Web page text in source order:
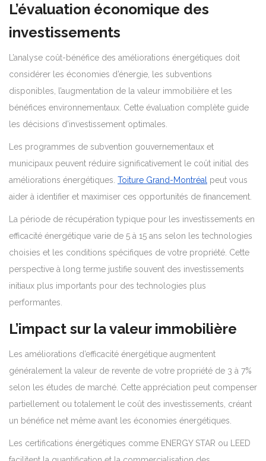
L’évaluation économique des
investissements
L’analyse coût-bénéfice des améliorations énergétiques doit
considérer les économies d’énergie, les subventions
disponibles, l’augmentation de la valeur immobilière et les
bénéfices environnementaux. Cette évaluation complète guide
les décisions d’investissement optimales.
Les programmes de subvention gouvernementaux et
municipaux peuvent réduire significativement le coût initial des
améliorations énergétiques. Toiture Grand-Montréal peut vous
aider à identifier et maximiser ces opportunités de financement.
La période de récupération typique pour les investissements en
efficacité énergétique varie de 5 à 15 ans selon les technologies
choisies et les conditions spécifiques de votre propriété. Cette
perspective à long terme justifie souvent des investissements
initiaux plus importants pour des technologies plus
performantes.
L’impact sur la valeur immobilière
Les améliorations d’efficacité énergétique augmentent
généralement la valeur de revente de votre propriété de 3 à 7%
selon les études de marché. Cette appréciation peut compenser
partiellement ou totalement le coût des investissements, créant
un bénéfice net même avant les économies énergétiques.
Les certifications énergétiques comme ENERGY STAR ou LEED